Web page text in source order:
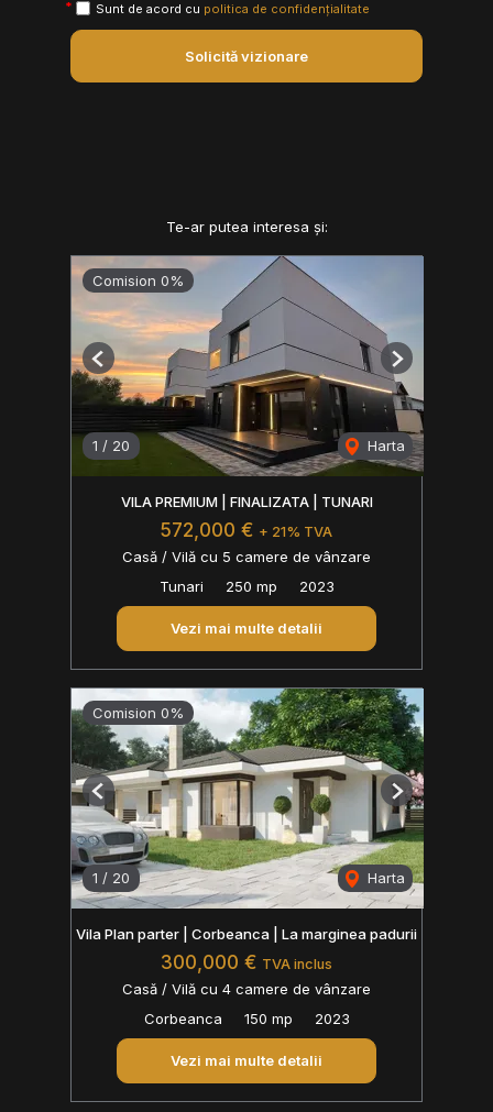
Sunt de acord cu politica de confidențialitate
Solicită vizionare
Te-ar putea interesa și:
Comision 0%
1 / 20 Harta
Previous Next
VILA PREMIUM | FINALIZATA | TUNARI
572,000 € + 21% TVA
Casă / Vilă cu 5 camere de vânzare
Tunari
250 mp 2023
Vezi mai multe detalii
Comision 0%
1 / 20 Harta
Previous Next
Vila Plan parter | Corbeanca | La marginea padurii
300,000 € TVA inclus
Casă / Vilă cu 4 camere de vânzare
Corbeanca
150 mp 2023
Vezi mai multe detalii